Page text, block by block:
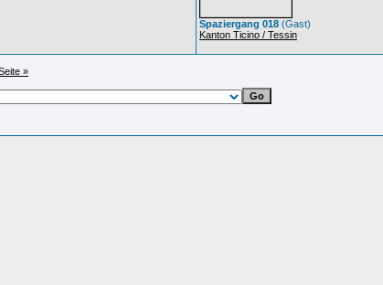
Spaziergang 018 (Gast)
Kanton Ticino / Tessin
»